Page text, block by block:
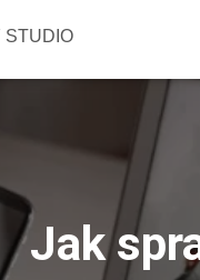
STUDIO
Jak